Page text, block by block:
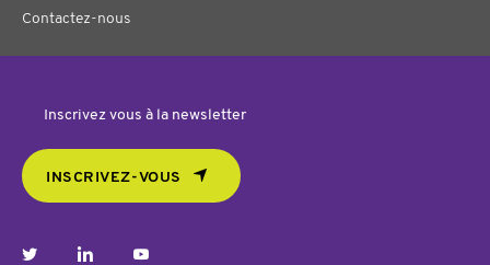
Contactez-nous
Inscrivez vous à la newsletter
INSCRIVEZ-VOUS